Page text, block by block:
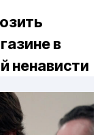
в
ненависти